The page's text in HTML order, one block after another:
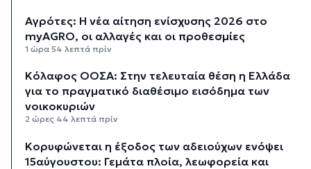
Αγρότες: Η νέα αίτηση ενίσχυσης 2026 στο
myAGRO, οι αλλαγές και οι προθεσμίες
1 ώρα 54 λεπτά πρίν
Κόλαφος ΟΟΣΑ: Στην τελευταία θέση η Ελλάδα
για το πραγματικό διαθέσιμο εισόδημα των
νοικοκυριών
2 ώρες 44 λεπτά πρίν
Κορυφώνεται η έξοδος των αδειούχων ενόψει
15αύγουστου: Γεμάτα πλοία, λεωφορεία και